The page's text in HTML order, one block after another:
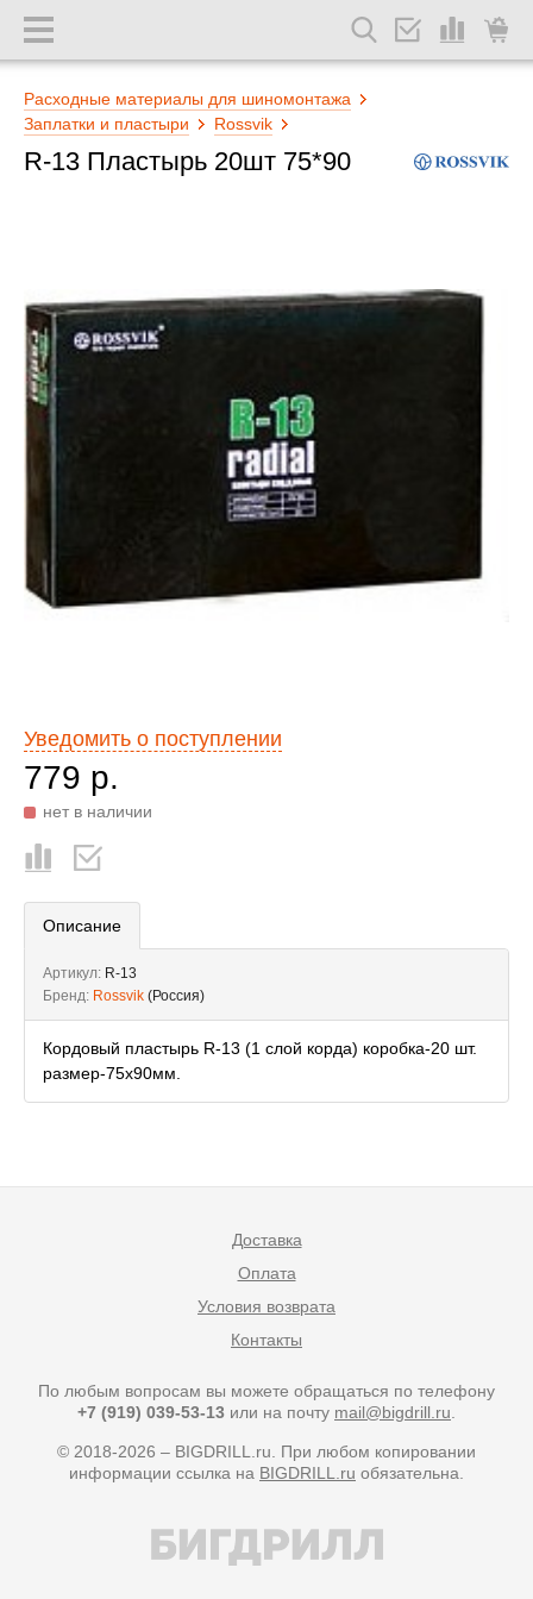
Расходные материалы для шиномонтажа
Заплатки и пластыри
Rossvik
R-13 Пластырь 20шт 75*90
Уведомить о поступлении
779 р.
нет в наличии
Описание
Артикул: R-13
Бренд: Rossvik (Россия)
Кордовый пластырь R-13 (1 слой корда) коробка-20 шт.
размер-75х90мм.
Доставка
Оплата
Условия возврата
Контакты
По любым вопросам вы можете обращаться по телефону
+7 (919) 039-53-13 или на почту mail@bigdrill.ru
© 2018-2026 – BIGDRILL.ru. При любом копировании
информации ссылка на BIGDRILL.ru обязательна.